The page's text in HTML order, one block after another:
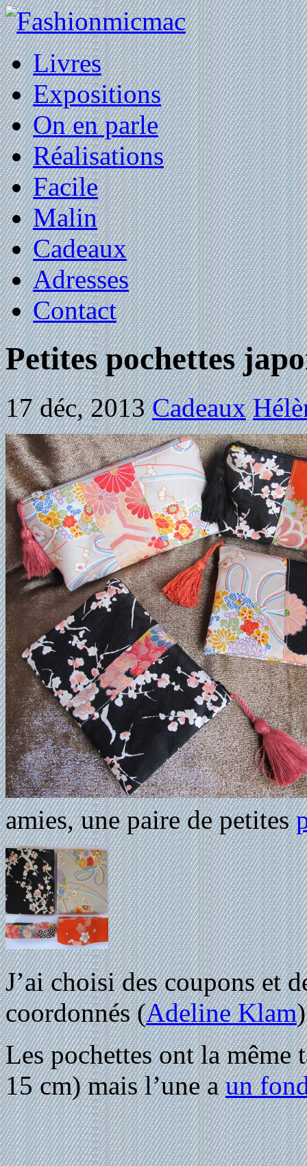
Livres
Expositions
On en parle
Réalisations
Facile
Malin
Cadeaux
Adresses
Contact
Petites pochettes
17 déc, 2013 Cadeaux
amies, une paire de petites
J’ai choisi des coupons et
coordonnés (Adeline Klam
Les pochettes ont la
15 cm) mais l’une aun